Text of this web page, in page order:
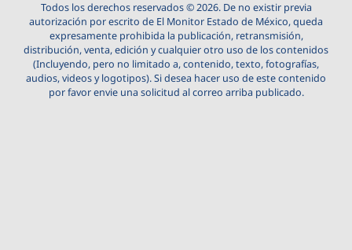
Todos los derechos reservados © 2026. De no existir previa
autorización por escrito de El Monitor Estado de México, queda
expresamente prohibida la publicación, retransmisión,
distribución, venta, edición y cualquier otro uso de los contenidos
(Incluyendo, pero no limitado a, contenido, texto, fotografías,
audios, videos y logotipos). Si desea hacer uso de este contenido
por favor envie una solicitud al correo arriba publicado.